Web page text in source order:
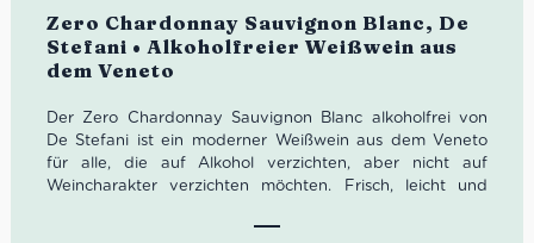
Zero Chardonnay Sauvignon Blanc, De
Stefani • Alkoholfreier Weißwein aus
dem Veneto
Bewertet
Der Zero Chardonnay Sauvignon Blanc alkoholfrei von
De Stefani ist ein moderner Weißwein aus dem Veneto
für alle, die auf Alkohol verzichten, aber nicht auf
Weincharakter verzichten möchten. Frisch, leicht und
eine feine mineralische Feuerstein-Note. Eine elegante